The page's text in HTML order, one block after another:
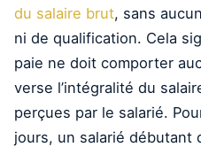
du salaire brut, sans
ni de qualification. Cela
paie ne doit comporter
verse l’intégralité du
perçues par le salarié.
jours, un salarié débutant